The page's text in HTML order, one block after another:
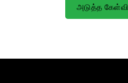
அடுத்த கேள்வி